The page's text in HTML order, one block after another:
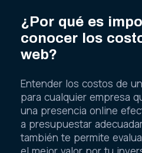
¿Por qué es
conocer los
web?
Entender los costos de
para cualquier empresa
una presencia online
a presupuestar
también te permite